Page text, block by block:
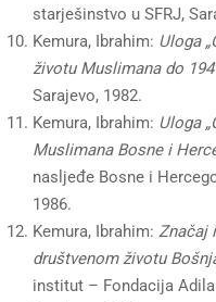
starješinstvo u SFRJ,
Kemura, Ibrahim: Uloga
životu Muslimana do
Sarajevo, 1982.
Kemura, Ibrahim: Uloga
Muslimana Bosne i
nasljeđe Bosne i
1986.
Kemura, Ibrahim: Značaj
društvenom životu
institut – Fondacija